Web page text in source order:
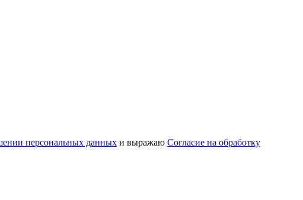
персональных данных и выражаю Согласие на обработку